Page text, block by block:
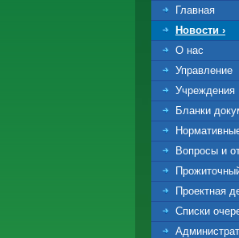
Главная
Новости ›
О нас
Управление
Учреждения
Бланки
Вопросы и
Проектная
Списки